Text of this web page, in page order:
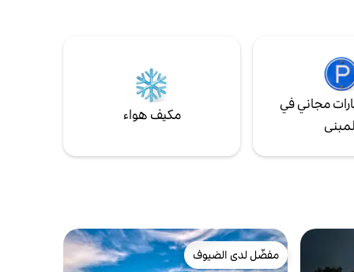
مجاني في
مكيف هواء
مفضّل لدى الضيوف
مفضّل لدى الضيوف